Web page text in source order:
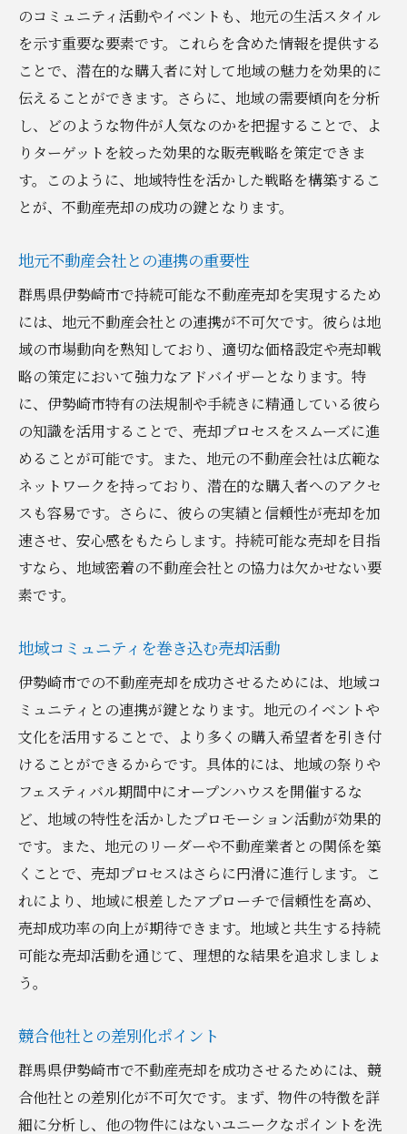
エコ意識の高い購入者層へのアプローチ
賢いタイミングでの不動産売却がもたらす価値
市場のピークを見極める方法
季節ごとの売却トレンドの把握
市場の浮き沈みに対応する戦略
不動産の市場価値を最大化するタイミング
買い手の需要を予測する方法
ックポイント
伊勢崎市の不動産市場を制する持続可能なアプ
ローチ
ローカルエリアの特性を理解する
持続可能な開発と不動産業界の関係
地元の法律や規制を上手に利用する
地域資源を活用した売却戦略
持続可能な視点からの市場アナリティクス
長期的な視点での市場参入戦略
地元情報を活用した不動産売却戦略の立て方
地域データの収集と分析
地元メディアを利用したプロモーション
住民参加型の不動産イベントの開催
地域の専門家ネットワークを活用する
持続可能な方法で資産価値を引き出す不動産売
却のコツ
持続可能なリノベーションの計画
資産価値を高めるエコフレンドリーな改修
長期的な視点での資産管理方法
環境価値を考慮した価格設定
購入者に対する持続可能性の訴求
持続可能性を基盤とした売却後のサポート
のコミュニティ活動やイベントも、地元の生活スタイル
を示す重要な要素です。これらを含めた情報を提供する
ことで、潜在的な購入者に対して地域の魅力を効果的に
伝えることができます。さらに、地域の需要傾向を分析
し、どのような物件が人気なのかを把握することで、よ
りターゲットを絞った効果的な販売戦略を策定できま
す。このように、地域特性を活かした戦略を構築するこ
とが、不動産売却の成功の鍵となります。
地元不動産会社との連携の重要性
群馬県伊勢崎市で持続可能な不動産売却を実現するため
には、地元不動産会社との連携が不可欠です。彼らは地
域の市場動向を熟知しており、適切な価格設定や売却戦
略の策定において強力なアドバイザーとなります。特
に、伊勢崎市特有の法規制や手続きに精通している彼ら
の知識を活用することで、売却プロセスをスムーズに進
めることが可能です。また、地元の不動産会社は広範な
ネットワークを持っており、潜在的な購入者へのアクセ
スも容易です。さらに、彼らの実績と信頼性が売却を加
速させ、安心感をもたらします。持続可能な売却を目指
すなら、地域密着の不動産会社との協力は欠かせない要
素です。
地域コミュニティを巻き込む売却活動
伊勢崎市での不動産売却を成功させるためには、地域コ
ミュニティとの連携が鍵となります。地元のイベントや
文化を活用することで、より多くの購入希望者を引き付
けることができるからです。具体的には、地域の祭りや
フェスティバル期間中にオープンハウスを開催するな
ど、地域の特性を活かしたプロモーション活動が効果的
です。また、地元のリーダーや不動産業者との関係を築
くことで、売却プロセスはさらに円滑に進行します。こ
れにより、地域に根差したアプローチで信頼性を高め、
売却成功率の向上が期待できます。地域と共生する持続
可能な売却活動を通じて、理想的な結果を追求しましょ
う。
競合他社との差別化ポイント
群馬県伊勢崎市で不動産売却を成功させるためには、競
合他社との差別化が不可欠です。まず、物件の特徴を詳
細に分析し、他の物件にはないユニークなポイントを洗